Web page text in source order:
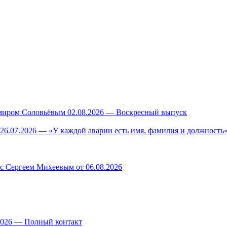
Соловьёвым 02.08.2026 — Воскресный выпуск
— «У каждой аварии есть имя, фамилия и
Сергеем Михеевым от 06.08.2026
— Полный контакт